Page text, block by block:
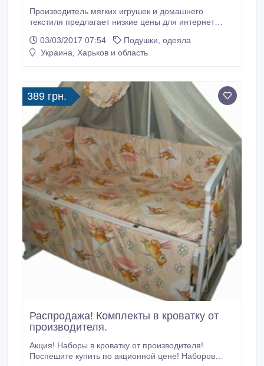
Производитель мягких игрушек и домашнего
текстиля предлагает низкие цены для интернет
оригинальных котиков подушек а также подушки для
обниманий. Cotini – украинский производитель, что
03/03/2017 07:54
Подушки, одеяла
Украина, Харьков и область
389 грн.
Распродажа! Комплекты в кроватку от
производителя.
Акция! Наборы в кроватку от производителя!
Поспешите купить по акционной цене! Наборов